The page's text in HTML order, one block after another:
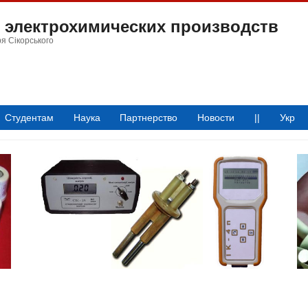
производств
Сікорського
Студентам Наука Партнерство Новости || Укр